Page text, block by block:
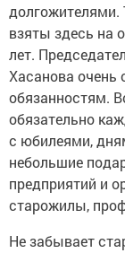
долгожителями.
взяты здесь на
лет.
Хасанова очень
обязанностям.
обязательно
с юбилеями,
небольшие
предприятий и
старожилы,
Не забывает